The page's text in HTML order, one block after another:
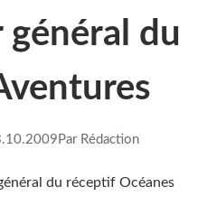
général du
Par Rédaction